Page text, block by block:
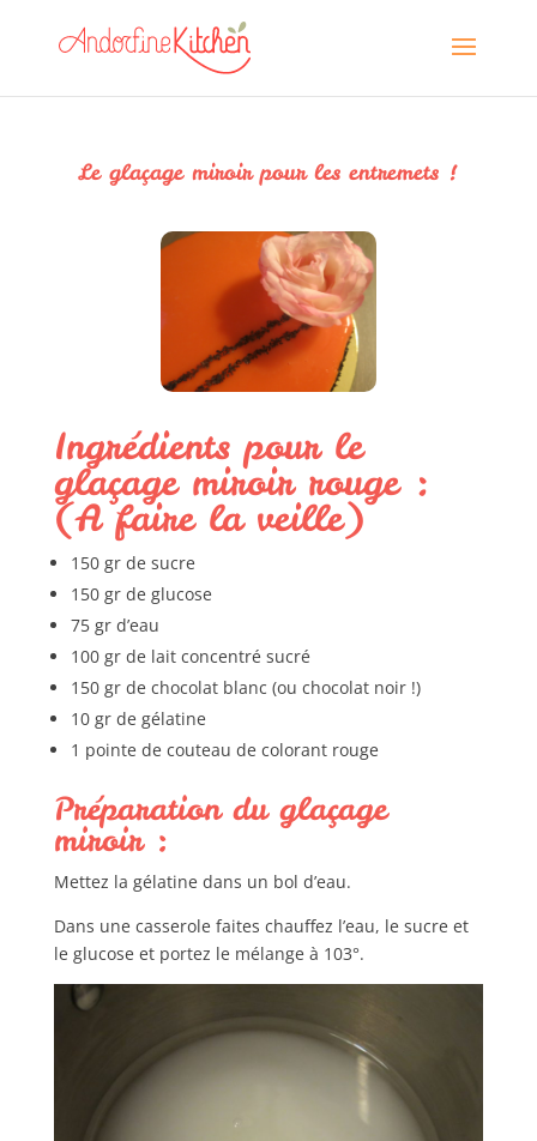
Le glaçage miroir pour les entremets !
Ingrédients pour le
glaçage miroir rouge :
(A faire la veille)
150 gr de sucre
150 gr de glucose
75 gr d’eau
100 gr de lait concentré sucré
150 gr de chocolat blanc (ou chocolat noir !)
10 gr de gélatine
1 pointe de couteau de colorant rouge
Préparation du glaçage
miroir :
Mettez la gélatine dans un bol d’eau.
Dans une casserole faites chauffez l’eau, le sucre et
le glucose et portez le mélange à 103°.